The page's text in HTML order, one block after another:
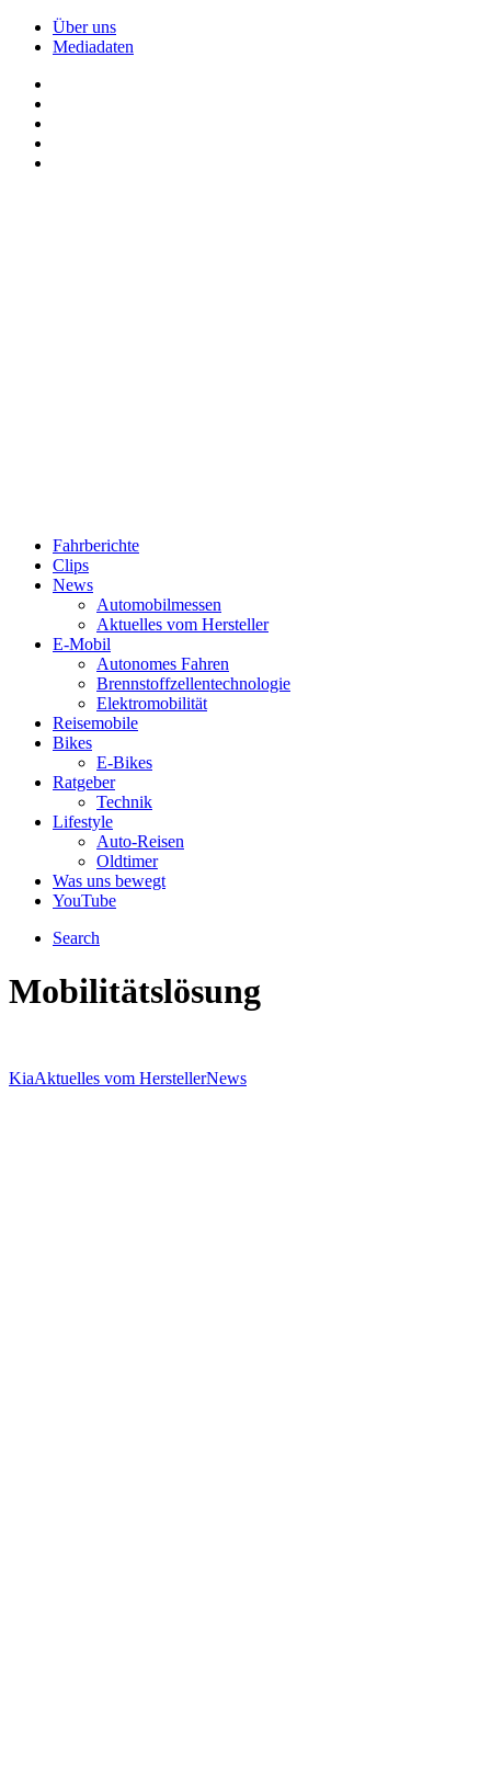
Über uns
Mediadaten
Fahrberichte
Clips
News
Automobilmessen
Aktuelles vom Hersteller
E-Mobil
Autonomes Fahren
Brennstoffzellentechnologie
Elektromobilität
Reisemobile
Bikes
E-Bikes
Ratgeber
Technik
Lifestyle
Auto-Reisen
Oldtimer
Was uns bewegt
YouTube
Search
Mobilitätslösung
KiaAktuelles vom HerstellerNews